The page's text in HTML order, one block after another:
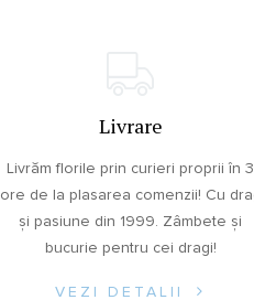
Livrare
Livrăm florile prin curieri proprii în 3
ore de la plasarea comenzii! Cu
și pasiune din 1999. Zâmbete și
bucurie pentru cei dragi!
VEZI DETALII